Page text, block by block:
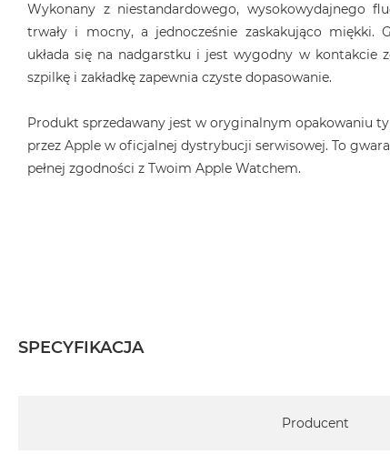
Wykonany z niestandardowego, wysokowydajnego
trwały i mocny, a jednocześnie zaskakująco miękki.
układa się na nadgarstku i jest wygodny w kontakcie
szpilkę i zakładkę zapewnia czyste dopasowanie.
Produkt sprzedawany jest w oryginalnym opakowaniu
przez Apple w oficjalnej dystrybucji serwisowej. To
pełnej zgodności z Twoim Apple Watchem.
SPECYFIKACJA
Producent